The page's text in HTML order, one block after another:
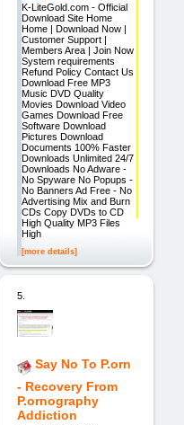
K-LiteGold.com - Official
Download Site Home
Home | Download Now |
Customer Support |
Members Area | Join Now
System requirements
Refund Policy Contact Us
Download Free MP3
Music DVD Quality
Movies Download Video
Games Download Free
Software Download
Pictures Download
Documents 100% Faster
Downloads Unlimited 24/7
Downloads No Adware -
No Spyware No Popups -
No Banners Ad Free - No
Advertising Mix and Burn
CDs Copy DVDs to CD
High Quality MP3 Files
High
[more details]
5.
Say No To P.orn
- Recovery From
P.ornography
Addiction